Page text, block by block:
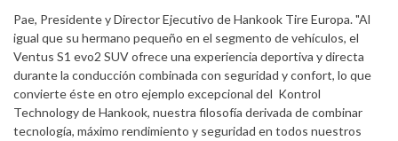
Pae, Presidente y Director Ejecutivo de Hankook Tire Europa. "Al
igual que su hermano pequeño en el segmento de vehículos, el
Ventus S1 evo2 SUV ofrece una experiencia deportiva y directa
durante la conducción combinada con seguridad y confort, lo que
convierte éste en otro ejemplo excepcional del Kontrol
Technology de Hankook, nuestra filosofía derivada de combinar
tecnología, máximo rendimiento y seguridad en todos nuestros